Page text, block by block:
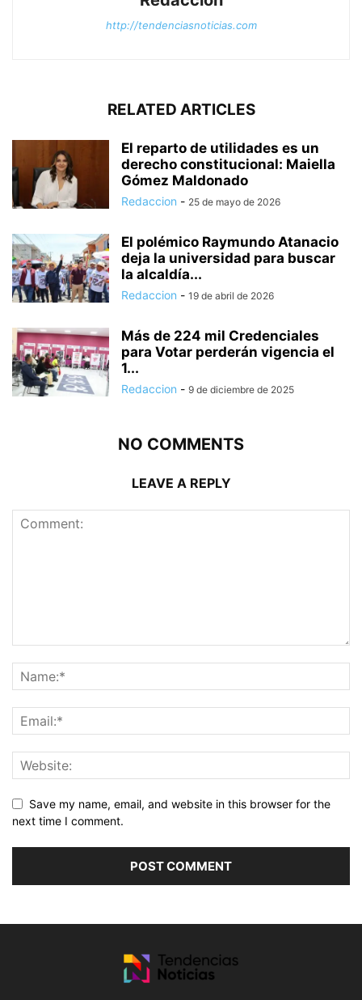
http://tendenciasnoticias.com
RELATED ARTICLES
El reparto de utilidades es un
derecho constitucional: Maiella
Gómez Maldonado
Redaccion - 25 de mayo de 2026
El polémico Raymundo Atanacio
deja la universidad para buscar
la alcaldía...
Redaccion - 19 de abril de 2026
Más de 224 mil Credenciales
para Votar perderán vigencia el
1...
Redaccion - 9 de diciembre de 2025
NO COMMENTS
LEAVE A REPLY
Save my name, email, and website in this browser for the
next time I comment.